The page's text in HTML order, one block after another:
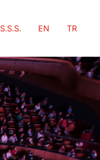
S.S.S. EN TR